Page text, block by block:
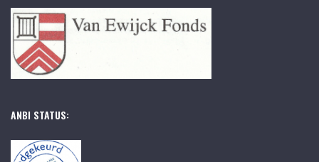
ANBI STATUS: